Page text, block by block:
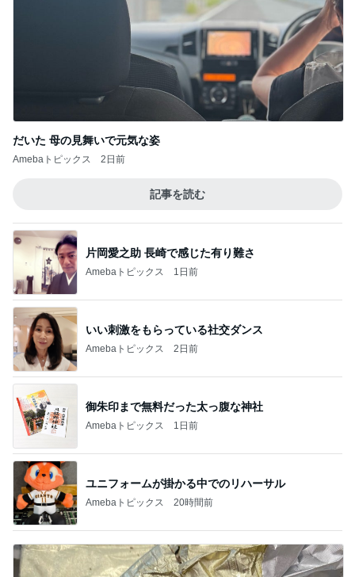
だいた 母の見舞いで元気な姿
Amebaトピックス 2日前
記事を読む
片岡愛之助 長崎で感じた有り難さ
Amebaトピックス 1日前
いい刺激をもらっている社交ダンス
Amebaトピックス 2日前
御朱印まで無料だった太っ腹な神社
Amebaトピックス 1日前
ユニフォームが掛かる中でのリハーサル
Amebaトピックス 20時間前